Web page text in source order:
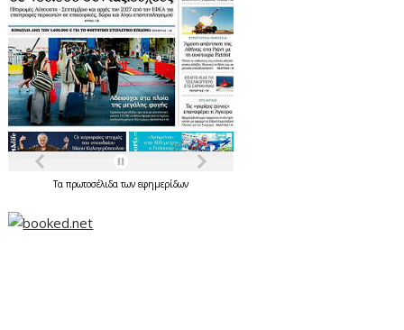
Ταπρωτοσέλιδατωνεφημερίδων